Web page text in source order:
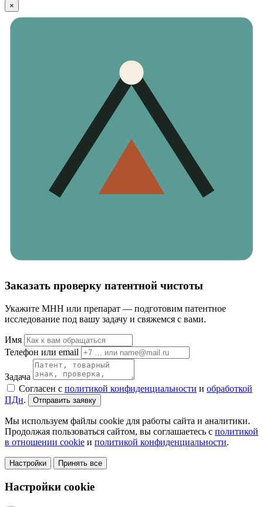
×
Заказать проверку патентной чистоты
Укажите МНН или препарат — подготовим патентное
исследование под вашу задачу и свяжемся с вами.
Имя
Телефон или email
Задача
Согласен с политикой конфиденциальности и обработкой
ПДн. Отправить заявку
Мы используем файлы cookie для работы сайта и аналитики.
Продолжая пользоваться сайтом, вы соглашаетесь с политикой
в отношении cookie и политикой конфиденциальности.
Настройки Принять все
Настройки cookie